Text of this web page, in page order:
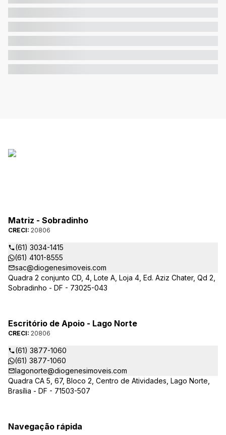
Matriz - Sobradinho
CRECI: 20806
(61) 3034-1415
(61) 4101-8555
sac@diogenesimoveis.com
Quadra 2 conjunto CD, 4, Lote A, Loja 4, Ed. Aziz Chater, Qd 2,
Sobradinho - DF - 73025-043
Escritório de Apoio - Lago Norte
CRECI: 20806
(61) 3877-1060
(61) 3877-1060
lagonorte@diogenesimoveis.com
Quadra CA 5, 67, Bloco 2, Centro de Atividades, Lago Norte,
Brasília - DF - 71503-507
Navegação rápida